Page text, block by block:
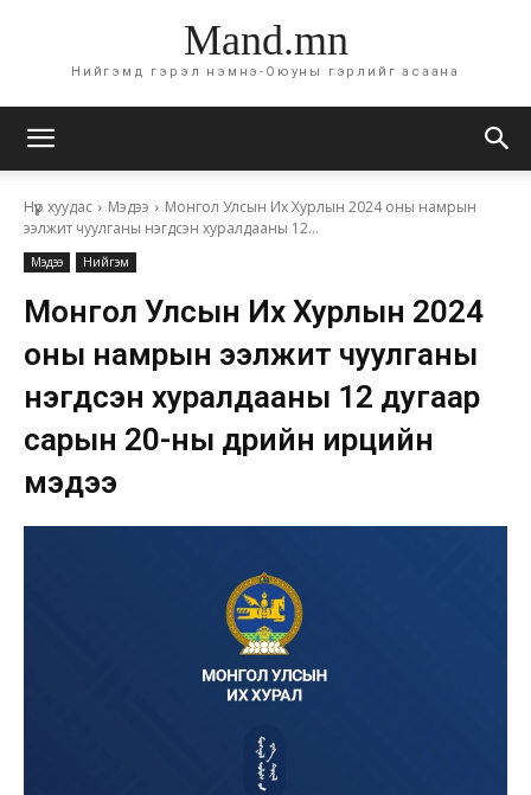
Mand.mn
Нийгэмд гэрэл нэмнэ-Оюуны гэрлийг асаана
Нүүр хуудас Мэдээ
Монгол Улсын Их Хурлын 2024 оны намрын
ээлжит чуулганы нэгдсэн хуралдааны 12...
Мэдээ Нийгэм
Монгол Улсын Их Хурлын 2024
оны намрын ээлжит чуулганы
нэгдсэн хуралдааны 12 дугаар
сарын 20-ны өдрийн ирцийн
мэдээ